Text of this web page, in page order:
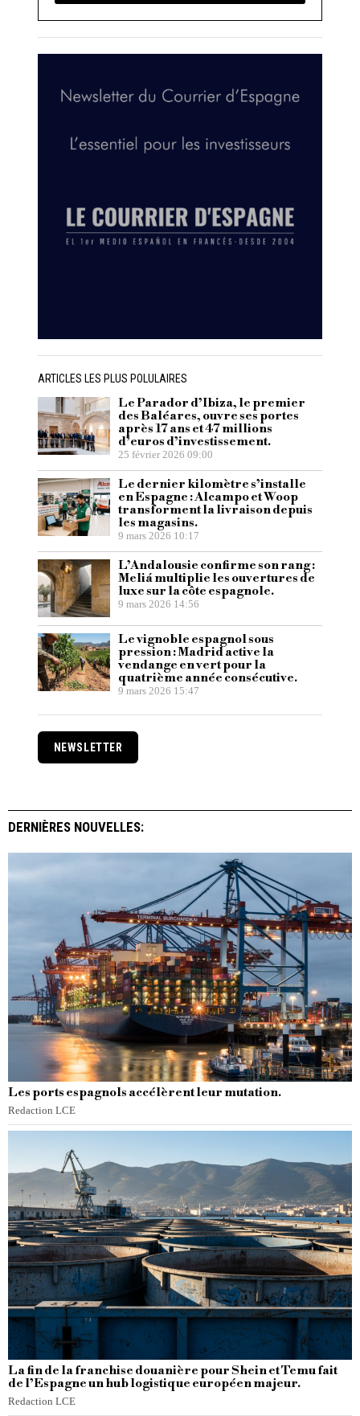
ARTICLES LES PLUS POLULAIRES
Le Parador d’Ibiza, le premier
des Baléares, ouvre ses portes
après 17 ans et 47 millions
d’euros d’investissement.
25 février 2026 09:00
Le dernier kilomètre s’installe
en Espagne : Alcampo et Woop
transforment la livraison depuis
les magasins.
9 mars 2026 10:17
L’Andalousie confirme son rang :
Meliá multiplie les ouvertures de
luxe sur la côte espagnole.
9 mars 2026 14:56
Le vignoble espagnol sous
pression : Madrid active la
vendange en vert pour la
quatrième année consécutive.
9 mars 2026 15:47
NEWSLETTER
DERNIÈRES NOUVELLES:
Les ports espagnols accélèrent leur mutation.
Redaction LCE
La fin de la franchise douanière pour Shein et Temu fait
de l’Espagne un hub logistique européen majeur.
Redaction LCE